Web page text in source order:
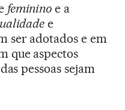
feminino e a
e
ser adotados e em
que aspectos
pessoas sejam